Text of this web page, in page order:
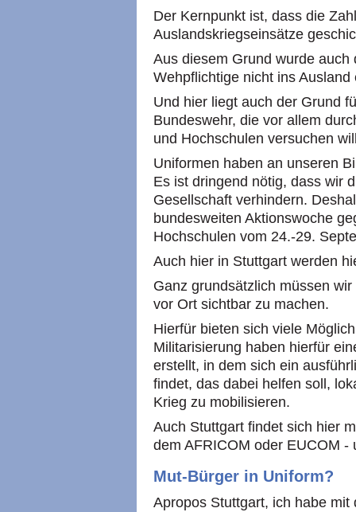
Der Kernpunkt ist, dass die
Auslandskriegseinsätze
Aus diesem Grund wurde
Wehpflichtige nicht ins
Und hier liegt auch der Grund
Bundeswehr, die vor allem
und Hochschulen versuchen
Uniformen haben an unseren
Es ist dringend nötig, dass wir
Gesellschaft verhindern.
bundesweiten Aktionswoche
Hochschulen vom 24.-29.
Auch hier in Stuttgart werden
Ganz grundsätzlich müssen
vor Ort sichtbar zu machen.
Hierfür bieten sich viele
Militarisierung haben hierfür
erstellt, in dem sich ein
findet, das dabei helfen soll,
Krieg zu mobilisieren.
Auch Stuttgart findet sich hier
dem AFRICOM oder EUCOM
Mut-Bürger in Uniform?
Apropos Stuttgart, ich habe